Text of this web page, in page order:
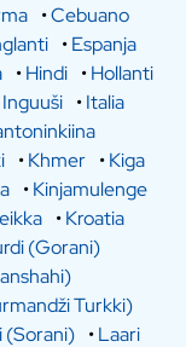
•Cebuano
•Espanja
•Hindi •Hollanti
Inguuši •Italia
•Khmer •Kiga
•Kinjamulenge
•Kroatia
(Gorani)
Turkki)
(Sorani) •Laari